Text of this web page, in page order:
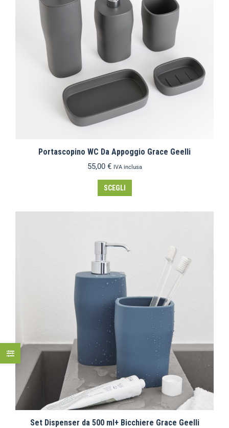
Portascopino WC Da Appoggio Grace Geelli
55,00 € IVA inclusa
SCEGLI
Set Dispenser da 500 ml+ Bicchiere Grace Geelli